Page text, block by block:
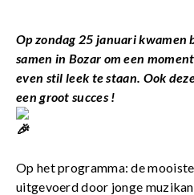
Op zondag 25 januari kwamen
samen in Bozar om een
even stil leek te staan. Ook
een groot succes !
Op het programma: de
uitgevoerd door jonge